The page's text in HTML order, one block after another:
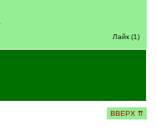
Лайк (1)
ВВЕРХ ⇈